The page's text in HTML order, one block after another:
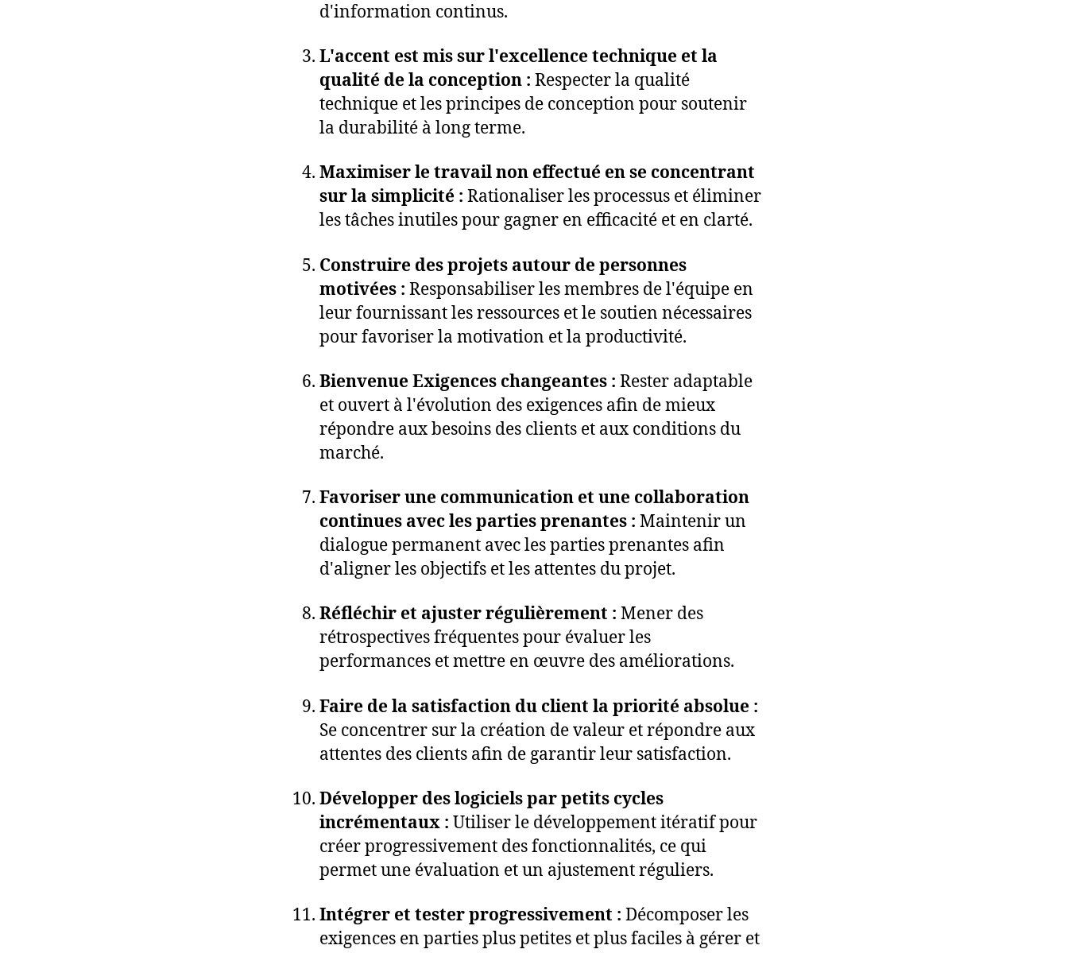
d'information continus.
L'accent est mis sur l'excellence technique et la
qualité de la conception : Respecter la qualité
technique et les principes de conception pour soutenir
la durabilité à long terme.
Maximiser le travail non effectué en se concentrant
sur la simplicité : Rationaliser les processus et éliminer
les tâches inutiles pour gagner en efficacité et en clarté.
Construire des projets autour de personnes
motivées : Responsabiliser les membres de l'équipe en
leur fournissant les ressources et le soutien nécessaires
pour favoriser la motivation et la productivité.
Bienvenue Exigences changeantes : Rester adaptable
et ouvert à l'évolution des exigences afin de mieux
répondre aux besoins des clients et aux conditions du
marché.
Favoriser une communication et une collaboration
continues avec les parties prenantes : Maintenir un
dialogue permanent avec les parties prenantes afin
d'aligner les objectifs et les attentes du projet.
Réfléchir et ajuster régulièrement : Mener des
rétrospectives fréquentes pour évaluer les
performances et mettre en œuvre des améliorations.
Faire de la satisfaction du client la priorité absolue :
Se concentrer sur la création de valeur et répondre aux
attentes des clients afin de garantir leur satisfaction.
Développer des logiciels par petits cycles
incrémentaux : Utiliser le développement itératif pour
créer progressivement des fonctionnalités, ce qui
permet une évaluation et un ajustement réguliers.
Intégrer et tester progressivement : Décomposer les
exigences en parties plus petites et plus faciles à gérer et